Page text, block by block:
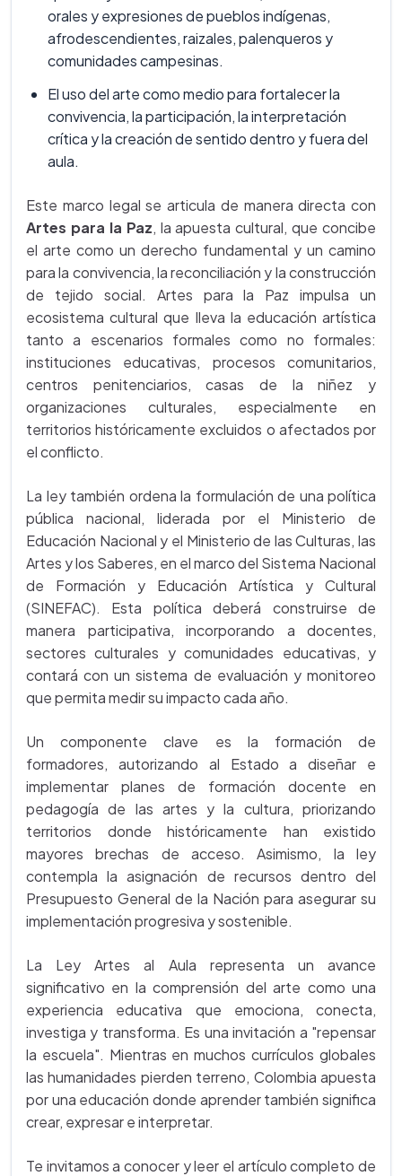
orales y expresiones de pueblos indígenas,
afrodescendientes, raizales, palenqueros y
comunidades campesinas.
El uso del arte como medio para fortalecer la
convivencia, la participación, la interpretación
crítica y la creación de sentido dentro y fuera del
aula.
Este marco legal se articula de manera directa con
Artes para la Paz, la apuesta cultural, que concibe
el arte como un derecho fundamental y un camino
para la convivencia, la reconciliación y la construcción
de tejido social. Artes para la Paz impulsa un
ecosistema cultural que lleva la educación artística
tanto a escenarios formales como no formales:
instituciones educativas, procesos comunitarios,
centros penitenciarios, casas de la niñez y
organizaciones culturales, especialmente en
territorios históricamente excluidos o afectados por
el conflicto.
La ley también ordena la formulación de una política
pública nacional, liderada por el Ministerio de
Educación Nacional y el Ministerio de las Culturas, las
Artes y los Saberes, en el marco del Sistema Nacional
de Formación y Educación Artística y Cultural
(SINEFAC). Esta política deberá construirse de
manera participativa, incorporando a docentes,
sectores culturales y comunidades educativas, y
contará con un sistema de evaluación y monitoreo
que permita medir su impacto cada año.
Un componente clave es la formación de
formadores, autorizando al Estado a diseñar e
implementar planes de formación docente en
pedagogía de las artes y la cultura, priorizando
territorios donde históricamente han existido
mayores brechas de acceso. Asimismo, la ley
contempla la asignación de recursos dentro del
Presupuesto General de la Nación para asegurar su
implementación progresiva y sostenible.
La Ley Artes al Aula representa un avance
significativo en la comprensión del arte como una
experiencia educativa que emociona, conecta,
investiga y transforma. Es una invitación a "repensar
la escuela". Mientras en muchos currículos globales
las humanidades pierden terreno, Colombia apuesta
por una educación donde aprender también significa
crear, expresar e interpretar.
Te invitamos a conocer y leer el artículo completo de